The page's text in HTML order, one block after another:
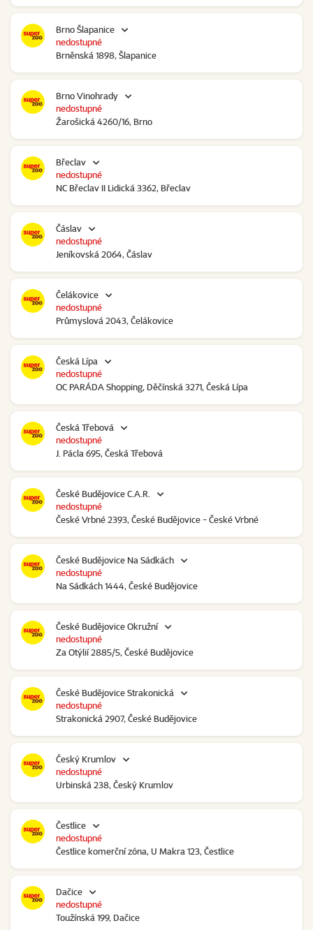
Brno Šlapanice
Brněnská 1898, Šlapanice
nedostupné
Brno Vinohrady
Žarošická 4260/16, Brno
nedostupné
Břeclav
NC Břeclav II Lidická 3362, Břeclav
nedostupné
Čáslav
Jeníkovská 2064, Čáslav
nedostupné
Čelákovice
Průmyslová 2043, Čelákovice
nedostupné
Česká Lípa
OC PARÁDA Shopping, Děčínská 3271, Česká Lípa
nedostupné
Česká Třebová
J. Pácla 695, Česká Třebová
nedostupné
České Budějovice C.A.R.
České Vrbné 2393, České Budějovice - České Vrbné
nedostupné
České Budějovice Na Sádkách
Na Sádkách 1444, České Budějovice
nedostupné
České Budějovice Okružní
Za Otýlií 2885/5, České Budějovice
nedostupné
České Budějovice Strakonická
Strakonická 2907, České Budějovice
nedostupné
Český Krumlov
Urbinská 238, Český Krumlov
nedostupné
Čestlice
Čestlice komerční zóna, U Makra 123, Čestlice
nedostupné
Dačice
Toužínská 199, Dačice
nedostupné